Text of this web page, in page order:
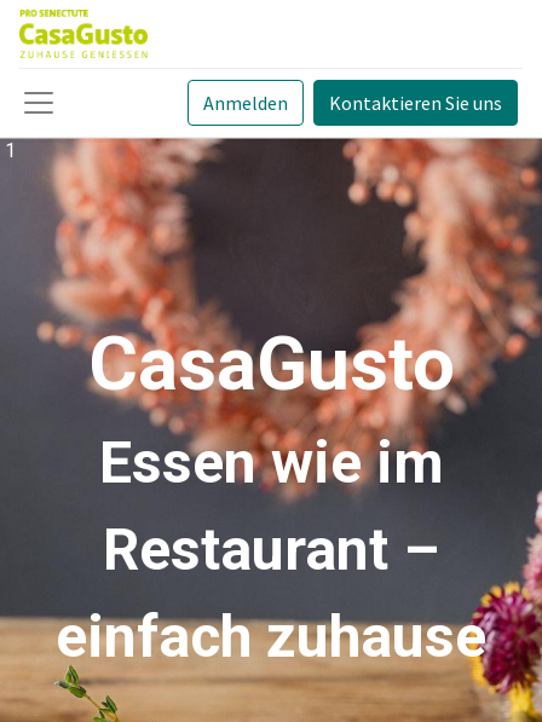
Anmelden Kontaktieren Sie uns
1
CasaGusto
Essen wie im
Restaurant –
einfach zuhause